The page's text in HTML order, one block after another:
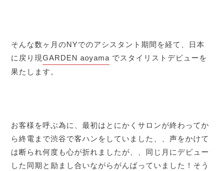
そんな数ヶ月のNYでのアシスタント期間を経て、日本
に戻り現GARDEN aoyama でスタイリストデビューを
果たします。
お客様を呼ぶ為に、最初はとにかくサロンが終わってか
ら終電まで渋谷で客ハンをしていました、、声をかけて
は断られ何度も心が折れましたが、、同じ月にデビュー
した同期と励まし合いながらがんばっていました！そう